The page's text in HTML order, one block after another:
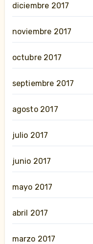
diciembre 2017
noviembre 2017
octubre 2017
septiembre 2017
agosto 2017
julio 2017
junio 2017
mayo 2017
abril 2017
marzo 2017